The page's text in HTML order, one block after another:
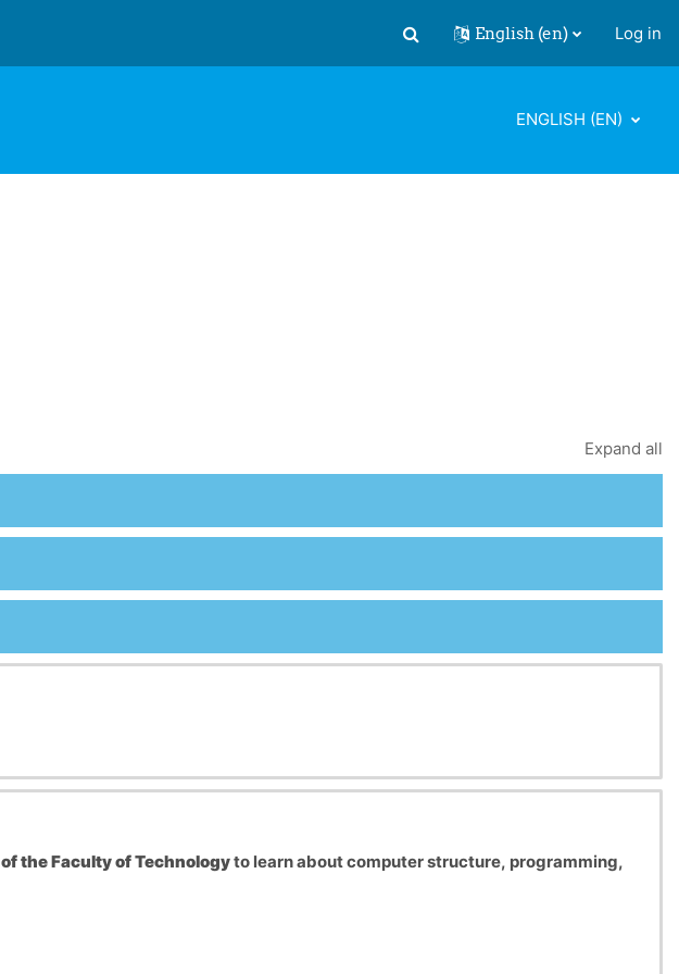
Toggle search input
English ‎(en)‎ Log in
ENGLISH ‎(EN)‎
Expand all
of the Faculty of Technologyto learn about computer structure, programming,